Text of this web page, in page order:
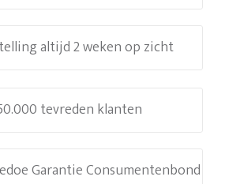
altijd 2 weken op zicht
tevreden klanten
Garantie Consumentenbond